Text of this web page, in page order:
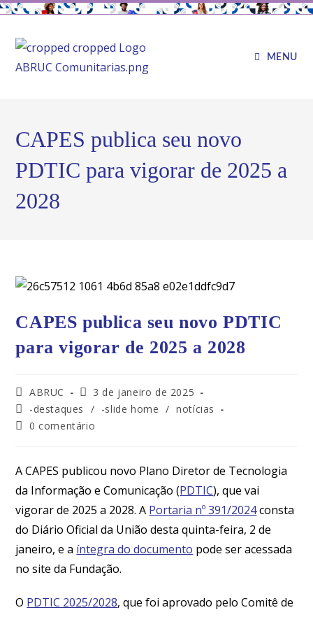
MENU
CAPES publica seu novo
PDTIC para vigorar de 2025 a
2028
CAPES publica seu novo PDTIC
para vigorar de 2025 a 2028
ABRUC
3 de janeiro de 2025
-destaques
/ -slide home / notícias
0 comentário
A CAPES publicou novo Plano Diretor de Tecnologia
da Informação e Comunicação (PDTIC), que vai
vigorar de 2025 a 2028. A Portaria nº 391/2024consta
do Diário Oficial da União desta quinta-feira, 2 de
janeiro, e a íntegra do documento pode ser acessada
no site da Fundação.
O PDTIC 2025/2028, que foi aprovado pelo Comitê de